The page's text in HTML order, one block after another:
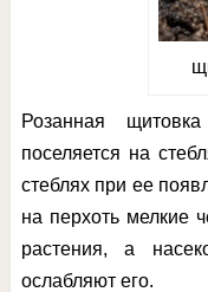
Розанная
поселяется на
стеблях при ее
на перхоть мелкие
растения, а
ослабляют его.